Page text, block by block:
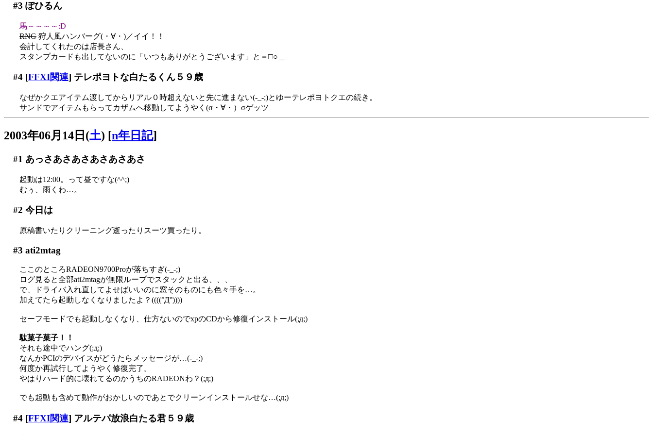
#3 ぽひるん
馬～～～～:D
RNG 狩人風ハンバーグ(・∀・)／イイ！！
会計してくれたのは店長さん、
スタンプカードも出してないのに「いつもありがとうございます」と＝□○＿
#4[FFXI関連] テレポヨトな白たるくん５９歳
なぜかクエアイテム渡してからリアル０時超えないと先に進まない(-_-;)とゆーテレポヨトクエの続き。
サンドでアイテムもらってカザムへ移動してようやく(σ・∀・）σゲッツ
2003年06月14日(土) [n年日記]
#1 あっさあさあさあさあさあさ
起動は12:00。って昼ですな(^^;)
むぅ、雨くわ…。
#2 今日は
原稿書いたりクリーニング逝ったりスーツ買ったり。
#3 ati2mtag
ここのところRADEON9700Proが落ちすぎ(-_-;)
ログ見ると全部ati2mtagが無限ループでスタックと出る、、、
で、ドライバ入れ直してよせばいいのに窓そのものにも色々手を…。
加えてたら起動しなくなりましたよ？((((°Д°))))
セーフモードでも起動しなくなり、仕方ないのでxpのCDから修復インストール(;д;)
駄菓子菓子！！
それも途中でハング(;д;)
なんかPCIのデバイスがどうたらメッセージが…(-_-;)
何度か再試行してようやく修復完了。
やはりハード的に壊れてるのかうちのRADEONわ？(;д;)
でも起動も含めて動作がおかしいのであとでクリーンインストールせな…(;д;)
#4[FFXI関連] アルテパ放浪白たる君５９歳